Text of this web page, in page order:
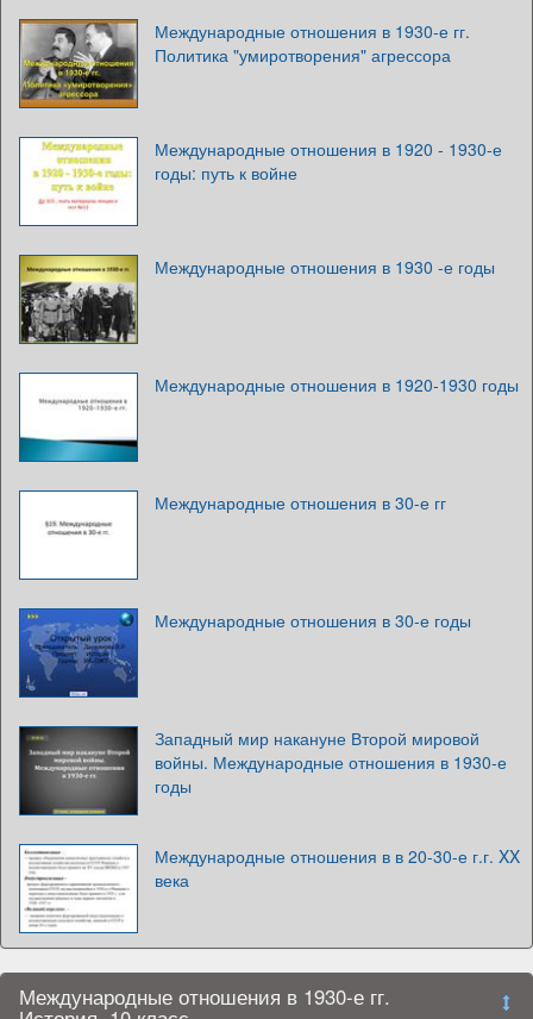
Международные отношения в 1930-е гг.
Политика "умиротворения" агрессора
Международные отношения в 1920 - 1930-е
годы: путь к войне
Международные отношения в 1930 -е годы
Международные отношения в 1920-1930 годы
Международные отношения в 30-е гг
Международные отношения в 30-е годы
Западный мир накануне Второй мировой
войны. Международные отношения в 1930-е
годы
Международные отношения в в 20-30-е г.г. XX
века
Международные отношения в 1930-е гг.